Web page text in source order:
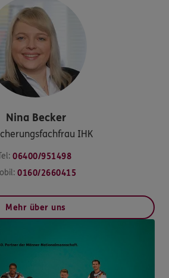
Nina Becker
IHK
06400/951498
0160/2660415
Mehr über uns